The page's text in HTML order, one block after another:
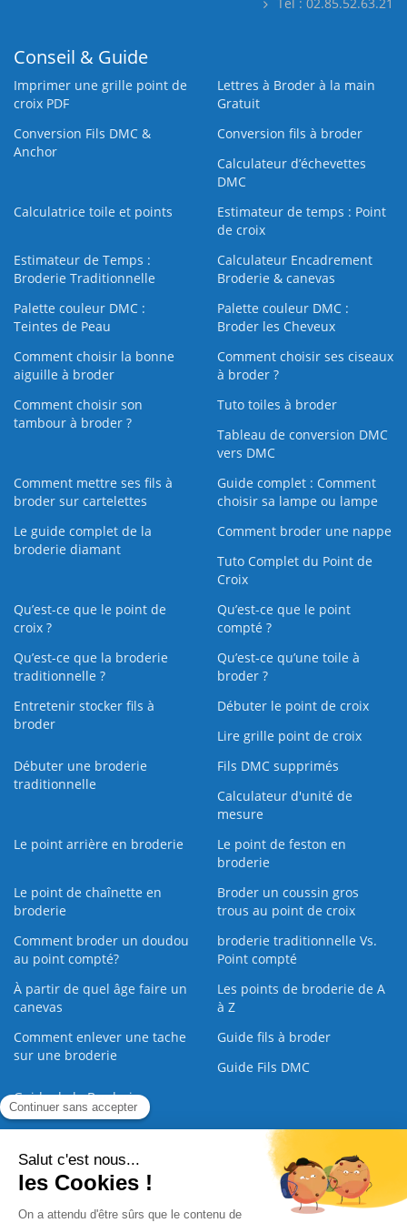
Conseil & Guide
Imprimer une grille point de
croix PDF
Lettres à Broder à la main
Gratuit
Conversion Fils DMC &
Anchor
Conversion fils à broder
Calculateur d’échevettes
DMC
Calculatrice toile et points
Estimateur de temps : Point
de croix
Estimateur de Temps :
Broderie Traditionnelle
Calculateur Encadrement
Broderie & canevas
Palette couleur DMC :
Teintes de Peau
Palette couleur DMC :
Broder les Cheveux
Comment choisir la bonne
aiguille à broder
Comment choisir ses ciseaux
à broder ?
Comment choisir son
tambour à broder ?
Tuto toiles à broder
Tableau de conversion DMC
vers DMC
Comment mettre ses fils à
broder sur cartelettes
Guide complet : Comment
choisir sa lampe ou lampe
Le guide complet de la
broderie diamant
Comment broder une nappe
Tuto Complet du Point de
Croix
Qu’est-ce que le point de
croix ?
Qu’est-ce que le point
compté ?
Qu’est-ce que la broderie
traditionnelle ?
Qu’est‑ce qu’une toile à
broder ?
Entretenir stocker fils à
broder
Débuter le point de croix
Lire grille point de croix
Débuter une broderie
traditionnelle
Fils DMC supprimés
Calculateur d'unité de
mesure
Le point arrière en broderie
Le point de feston en
broderie
Le point de chaînette en
broderie
Broder un coussin gros
trous au point de croix
Comment broder un doudou
au point compté?
broderie traditionnelle Vs.
Point compté
À partir de quel âge faire un
canevas
Les points de broderie de A
à Z
Comment enlever une tache
sur une broderie
Guide fils à broder
Guide Fils DMC
Guide de la Broderie
Nous contacter |